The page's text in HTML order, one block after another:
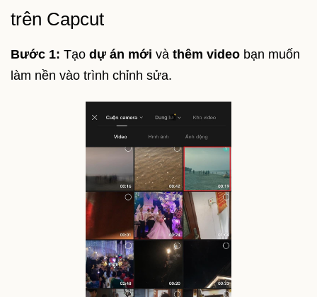
trên Capcut
Bước 1: Tạo dự án mới và thêm video bạn muốn
làm nền vào trình chỉnh sửa.